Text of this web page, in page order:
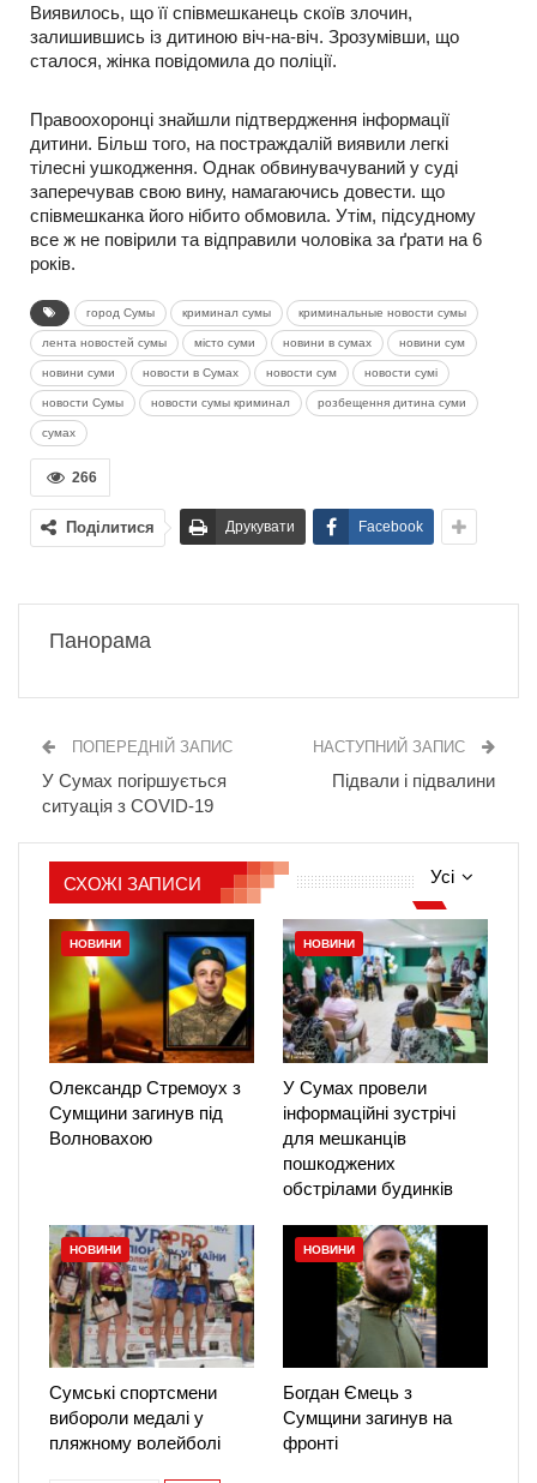
Виявилось, що її співмешканець скоїв злочин,
залишившись із дитиною віч-на-віч. Зрозумівши, що
сталося, жінка повідомила до поліції.
Правоохоронці знайшли підтвердження інформації
дитини. Більш того, на постраждалій виявили легкі
тілесні ушкодження. Однак обвинувачуваний у суді
заперечував свою вину, намагаючись довести. що
співмешканка його нібито обмовила. Утім, підсудному
все ж не повірили та відправили чоловіка за ґрати на 6
років.
город Сумы криминал сумы криминальные новости сумы
лента новостей сумы місто суми новини в сумах новини сум
новини суми новости в Сумах новости сум новости сумі
новости Сумы новости сумы криминал розбещення дитина суми
сумах
266
Поділитися Друкувати Facebook
Панорама
ПОПЕРЕДНІЙ ЗАПИС
У Сумах погіршується
ситуація з COVID-19
НАСТУПНИЙ ЗАПИС
Підвали і підвалини
Усі
СХОЖІ ЗАПИСИ
НОВИНИ
Олександр Стремоух з
Сумщини загинув під
Волновахою
НОВИНИ
У Сумах провели
інформаційні зустрічі
для мешканців
пошкоджених
обстрілами будинків
НОВИНИ
Сумські спортсмени
вибороли медалі у
пляжному волейболі
НОВИНИ
Богдан Ємець з
Сумщини загинув на
фронті